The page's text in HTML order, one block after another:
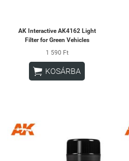
AK Interactive AK4162 Light
Filter for Green Vehicles
1 590 Ft
 KOSÁRBA